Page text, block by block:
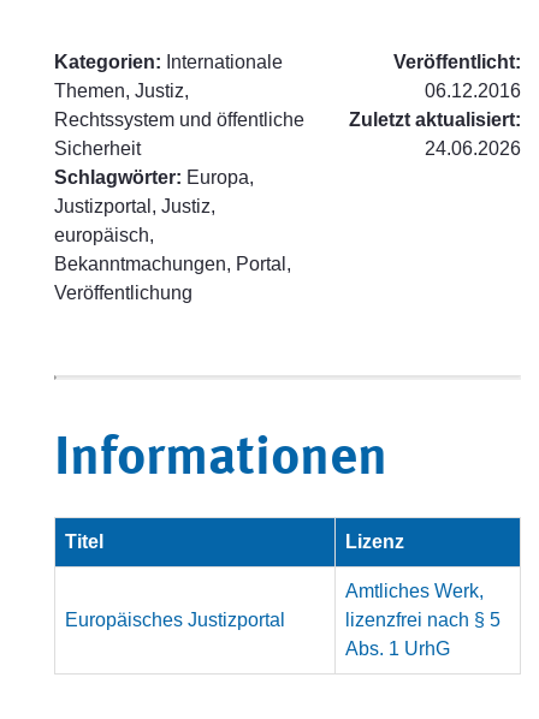
Kategorien: Internationale
Themen, Justiz,
Rechtssystem und öffentliche
Sicherheit
Schlagwörter: Europa,
Justizportal, Justiz,
europäisch,
Bekanntmachungen, Portal,
Veröffentlichung
Veröffentlicht:
06.12.2016
Zuletzt aktualisiert:
24.06.2026
Informationen
Titel Lizenz
Europäisches Justizportal
Amtliches Werk,
lizenzfrei nach § 5
Abs. 1 UrhG